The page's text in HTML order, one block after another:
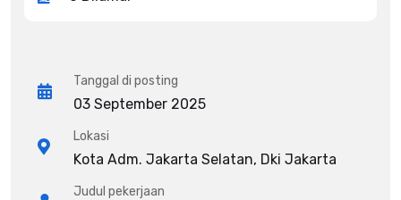
Tanggal di posting
03 September 2025
Lokasi
Kota Adm. Jakarta Selatan, Dki Jakarta
Judul pekerjaan